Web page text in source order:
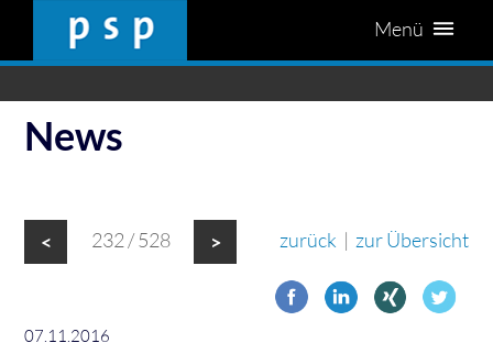
Menü
News
< 232 / 528 > zurück | zur Übersicht
07.11.2016